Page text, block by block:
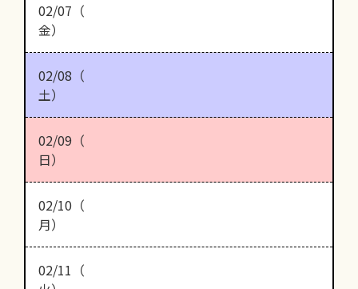
02/07（
金）
02/08（
土）
02/09（
日）
02/10（
月）
02/11（